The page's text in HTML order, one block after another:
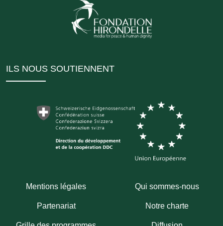
ILS NOUS SOUTIENNENT
Mentions légales Qui sommes-nous
Partenariat Notre charte